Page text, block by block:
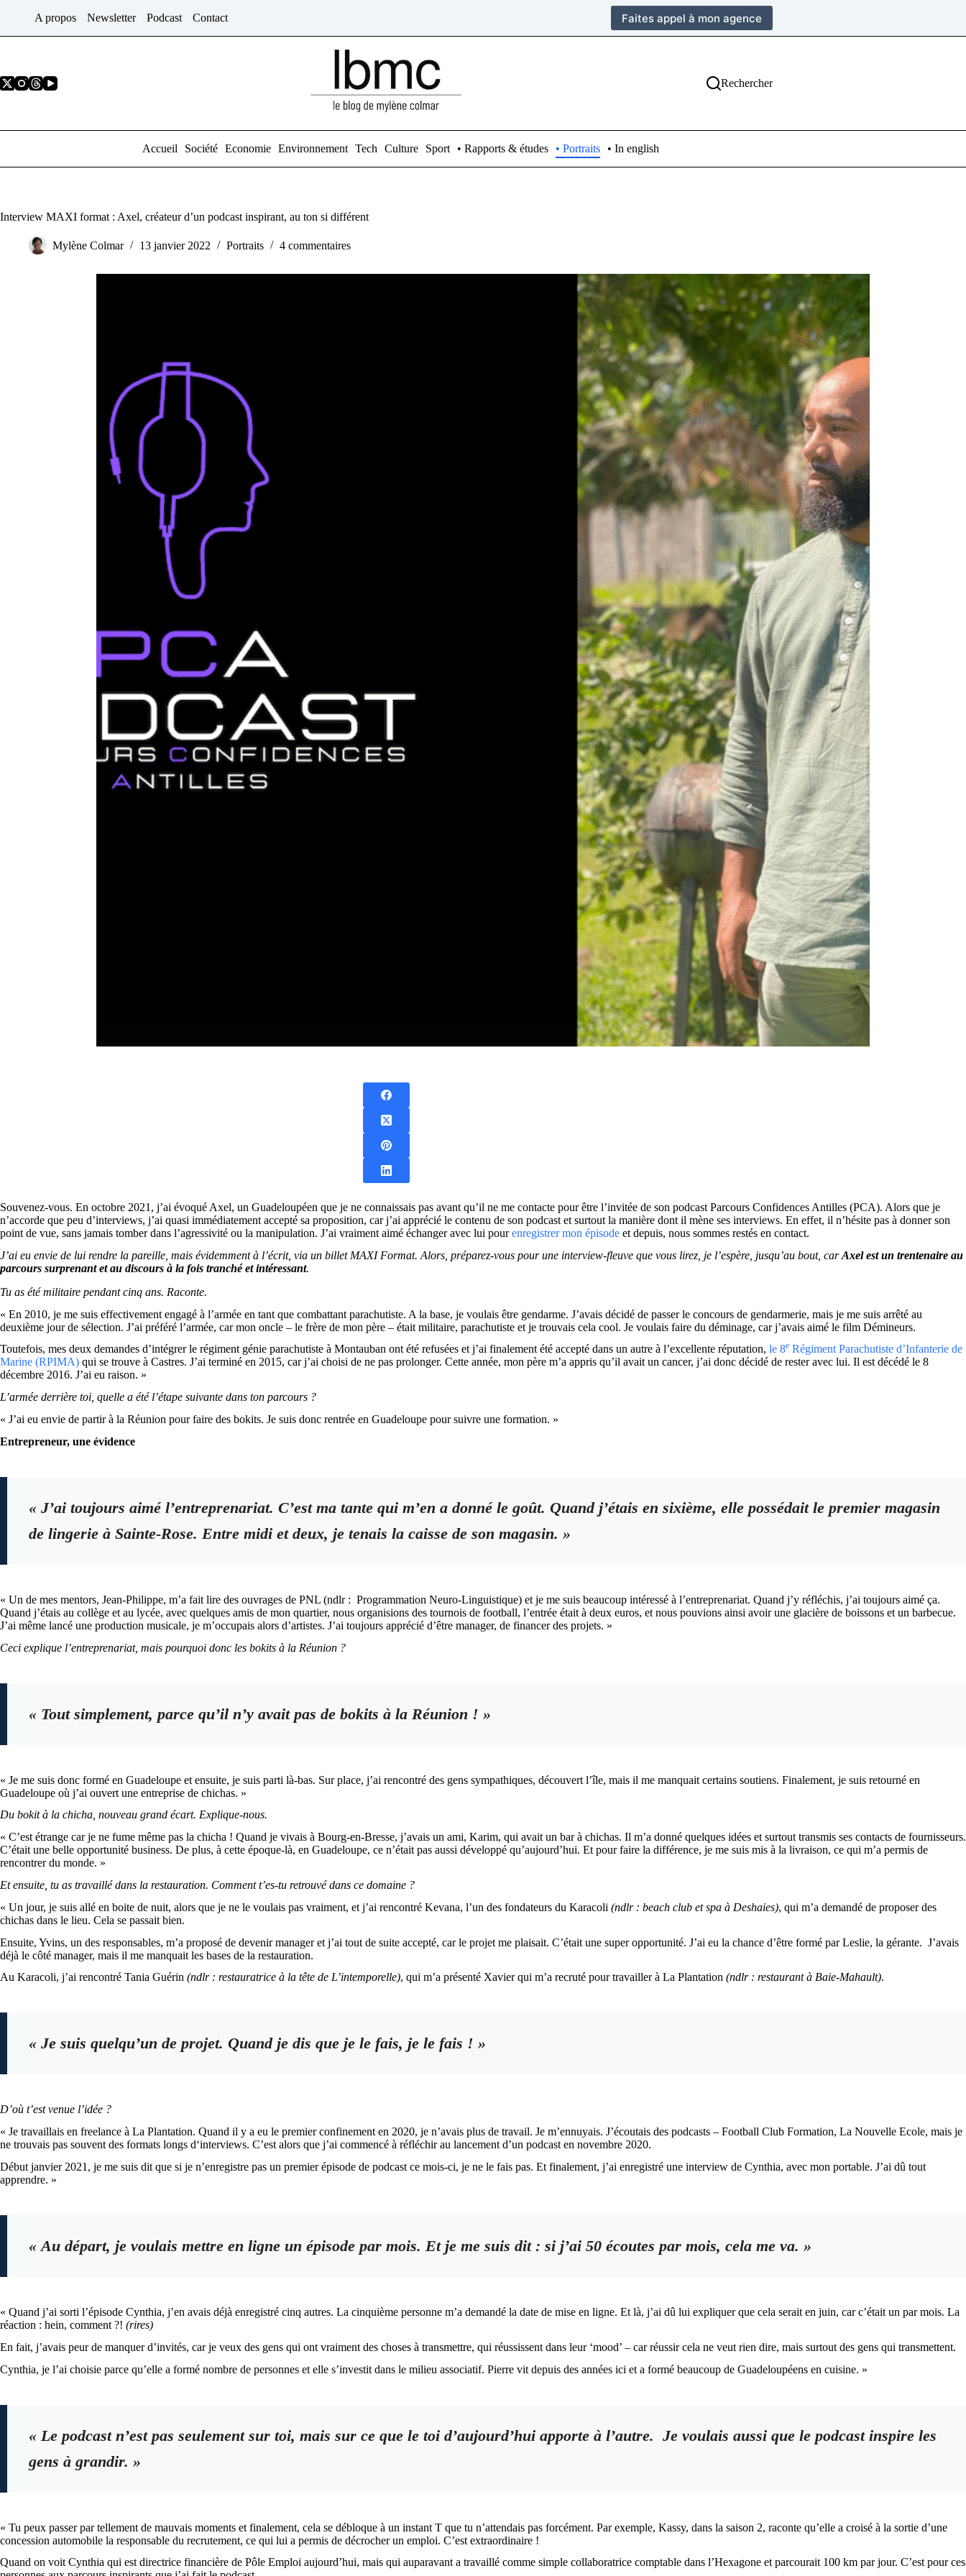
A propos Newsletter Podcast Contact Faites appel à mon agence
Rechercher
Accueil Société Economie Environnement Tech Culture Sport • Rapports & études • Portraits • In english
Interview MAXI format : Axel, créateur d’un podcast inspirant, au ton si différent
Mylène Colmar 13 janvier 2022 Portraits 4 commentaires
Souvenez-vous. En octobre 2021, j’ai évoqué Axel, un Guadeloupéen que je ne connaissais pas avant qu’il ne me contacte pour être l’invitée de son podcast Parcours Confidences Antilles (PCA). Alors que je
n’accorde que peu d’interviews, j’ai quasi immédiatement accepté sa proposition, car j’ai apprécié le contenu de son podcast et surtout la manière dont il mène ses interviews. En effet, il n’hésite pas à donner son
point de vue, sans jamais tomber dans l’agressivité ou la manipulation. J’ai vraiment aimé échanger avec lui pourenregistrer mon épisode et depuis, nous sommes restés en contact.
J’ai eu envie de lui rendre la pareille, mais évidemment à l’écrit, via un billet MAXI Format. Alors, préparez-vous pour une interview-fleuve que vous lirez, je l’espère, jusqu’au bout, carAxel est un trentenaire au
parcours surprenant et au discours à la fois tranché et intéressant.
Tu as été militaire pendant cinq ans. Raconte.
« En 2010, je me suis effectivement engagé à l’armée en tant que combattant parachutiste. A la base, je voulais être gendarme. J’avais décidé de passer le concours de gendarmerie, mais je me suis arrêté au
deuxième jour de sélection. J’ai préféré l’armée, car mon oncle – le frère de mon père – était militaire, parachutiste et je trouvais cela cool. Je voulais faire du déminage, car j’avais aimé le film Démineurs.
Toutefois, mes deux demandes d’intégrer le régiment génie parachutiste à Montauban ont été refusées et j’ai finalement été accepté dans un autre à l’excellente réputation, le 8e Régiment Parachutiste d’Infanterie de
Marine (RPIMA) qui se trouve à Castres. J’ai terminé en 2015, car j’ai choisi de ne pas prolonger. Cette année, mon père m’a appris qu’il avait un cancer, j’ai donc décidé de rester avec lui. Il est décédé le 8
décembre 2016. J’ai eu raison. »
L’armée derrière toi, quelle a été l’étape suivante dans ton parcours ?
« J’ai eu envie de partir à la Réunion pour faire des bokits. Je suis donc rentrée en Guadeloupe pour suivre une formation. »
Entrepreneur, une évidence
« J’ai toujours aimé l’entreprenariat. C’est ma tante qui m’en a donné le goût. Quand j’étais en sixième, elle possédait le premier magasin
de lingerie à Sainte-Rose. Entre midi et deux, je tenais la caisse de son magasin. »
« Un de mes mentors, Jean-Philippe, m’a fait lire des ouvrages de PNL (ndlr : Programmation Neuro-Linguistique) et je me suis beaucoup intéressé à l’entreprenariat. Quand j’y réfléchis, j’ai toujours aimé ça.
Quand j’étais au collège et au lycée, avec quelques amis de mon quartier, nous organisions des tournois de football, l’entrée était à deux euros, et nous pouvions ainsi avoir une glacière de boissons et un barbecue.
J’ai même lancé une production musicale, je m’occupais alors d’artistes. J’ai toujours apprécié d’être manager, de financer des projets. »
Ceci explique l’entreprenariat, mais pourquoi donc les bokits à la Réunion ?
« Tout simplement, parce qu’il n’y avait pas de bokits à la Réunion ! »
« Je me suis donc formé en Guadeloupe et ensuite, je suis parti là-bas. Sur place, j’ai rencontré des gens sympathiques, découvert l’île, mais il me manquait certains soutiens. Finalement, je suis retourné en
Guadeloupe où j’ai ouvert une entreprise de chichas. »
Du bokit à la chicha, nouveau grand écart. Explique-nous.
« C’est étrange car je ne fume même pas la chicha ! Quand je vivais à Bourg-en-Bresse, j’avais un ami, Karim, qui avait un bar à chichas. Il m’a donné quelques idées et surtout transmis ses contacts de fournisseurs.
C’était une belle opportunité business. De plus, à cette époque-là, en Guadeloupe, ce n’était pas aussi développé qu’aujourd’hui. Et pour faire la différence, je me suis mis à la livraison, ce qui m’a permis de
rencontrer du monde. »
Et ensuite, tu as travaillé dans la restauration. Comment t’es-tu retrouvé dans ce domaine ?
« Un jour, je suis allé en boite de nuit, alors que je ne le voulais pas vraiment, et j’ai rencontré Kevana, l’un des fondateurs du Karacoli (ndlr : beach club et spa à Deshaies), qui m’a demandé de proposer des
chichas dans le lieu. Cela se passait bien.
Ensuite, Yvins, un des responsables, m’a proposé de devenir manager et j’ai tout de suite accepté, car le projet me plaisait. C’était une super opportunité. J’ai eu la chance d’être formé par Leslie, la gérante. J’avais
déjà le côté manager, mais il me manquait les bases de la restauration.
Au Karacoli, j’ai rencontré Tania Guérin (ndlr : restauratrice à la tête de L’intemporelle), qui m’a présenté Xavier qui m’a recruté pour travailler à La Plantation (ndlr : restaurant à Baie-Mahault).
« Je suis quelqu’un de projet. Quand je dis que je le fais, je le fais ! »
D’où t’est venue l’idée ?
« Je travaillais en freelance à La Plantation. Quand il y a eu le premier confinement en 2020, je n’avais plus de travail. Je m’ennuyais. J’écoutais des podcasts – Football Club Formation, La Nouvelle Ecole, mais je
ne trouvais pas souvent des formats longs d‘interviews. C’est alors que j’ai commencé à réfléchir au lancement d’un podcast en novembre 2020.
Début janvier 2021, je me suis dit que si je n’enregistre pas un premier épisode de podcast ce mois-ci, je ne le fais pas. Et finalement, j’ai enregistré une interview de Cynthia, avec mon portable. J’ai dû tout
apprendre. »
« Au départ, je voulais mettre en ligne un épisode par mois. Et je me suis dit : si j’ai 50 écoutes par mois, cela me va. »
« Quand j’ai sorti l’épisode Cynthia, j’en avais déjà enregistré cinq autres. La cinquième personne m’a demandé la date de mise en ligne. Et là, j’ai dû lui expliquer que cela serait en juin, car c’était un par mois. La
réaction : hein, comment ?! (rires)
En fait, j’avais peur de manquer d’invités, car je veux des gens qui ont vraiment des choses à transmettre, qui réussissent dans leur ‘mood’ – car réussir cela ne veut rien dire, mais surtout des gens qui transmettent.
Cynthia, je l’ai choisie parce qu’elle a formé nombre de personnes et elle s’investit dans le milieu associatif. Pierre vit depuis des années ici et a formé beaucoup de Guadeloupéens en cuisine. »
« Le podcast n’est pas seulement sur toi, mais sur ce que le toi d’aujourd’hui apporte à l’autre. Je voulais aussi que le podcast inspire les
gens à grandir. »
« Tu peux passer par tellement de mauvais moments et finalement, cela se débloque à un instant T que tu n’attendais pas forcément. Par exemple, Kassy, dans la saison 2, raconte qu’elle a croisé à la sortie d’une
concession automobile la responsable du recrutement, ce qui lui a permis de décrocher un emploi. C’est extraordinaire !
Quand on voit Cynthia qui est directrice financière de Pôle Emploi aujourd’hui, mais qui auparavant a travaillé comme simple collaboratrice comptable dans l’Hexagone et parcourait 100 km par jour. C’est pour ces